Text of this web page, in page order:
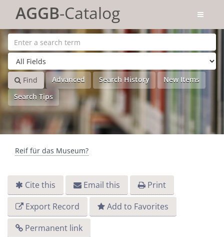
AGGB-Catalog
Find Advanced Search History
New Items
Search Tips
Reif für das Museum?
Cite this Email this
Print
Export Record
Add to Favorites
Permanent link